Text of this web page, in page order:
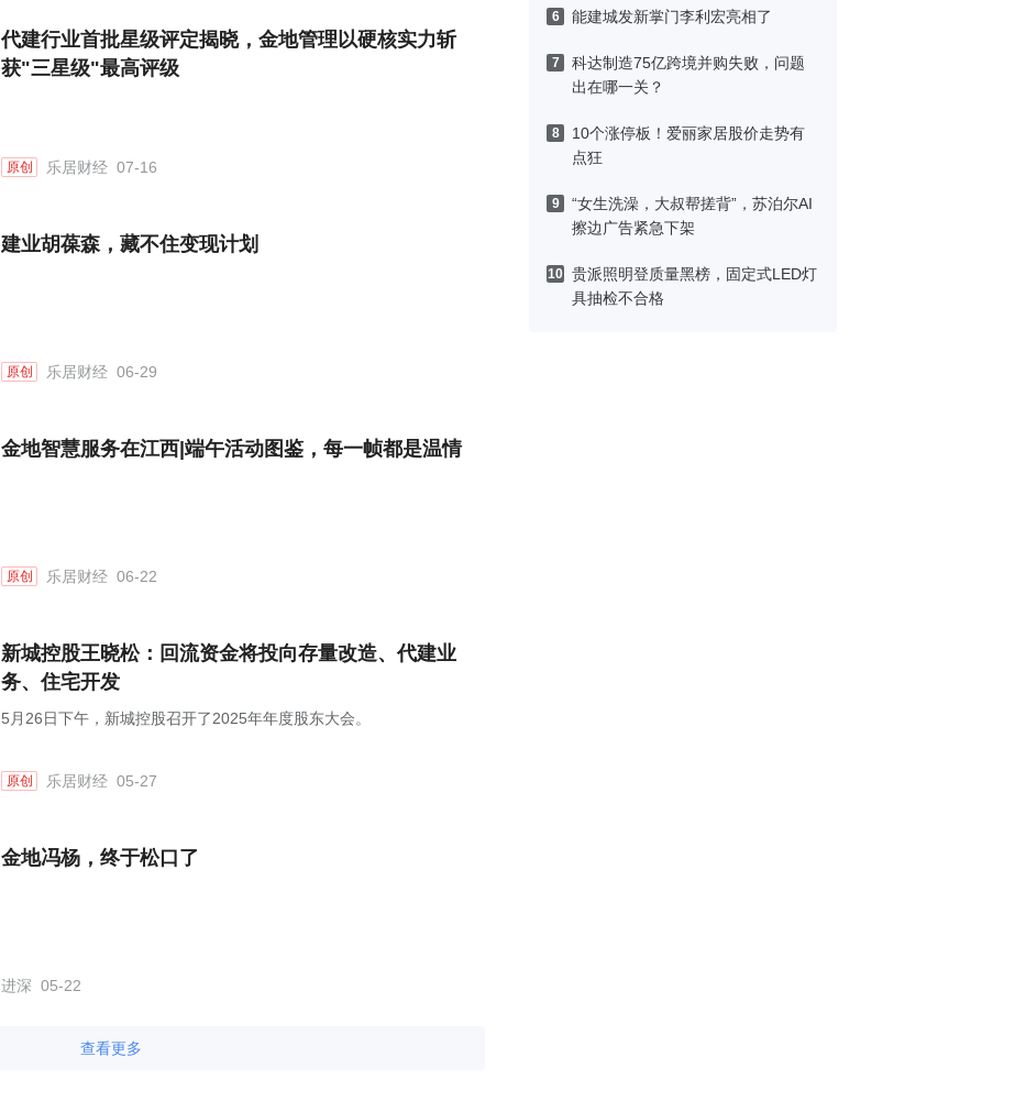
6 能建城发新掌门李利宏亮相了
7
科达制造75亿跨境并购失败，问题
出在哪一关？
8
10个涨停板！爱丽家居股价走势有
点狂
9
“女生洗澡，大叔帮搓背”，苏泊尔AI
擦边广告紧急下架
10 贵派照明登质量黑榜，固定式LED灯
具抽检不合格
代建行业首批星级评定揭晓，金地管理以硬核实力斩
获"三星级"最高评级
原创 乐居财经 07-16
建业胡葆森，藏不住变现计划
原创 乐居财经 06-29
金地智慧服务在江西|端午活动图鉴，每一帧都是温情
原创 乐居财经 06-22
新城控股王晓松：回流资金将投向存量改造、代建业
务、住宅开发
5月26日下午，新城控股召开了2025年年度股东大会。
原创 乐居财经 05-27
金地冯杨，终于松口了
进深 05-22
查看更多